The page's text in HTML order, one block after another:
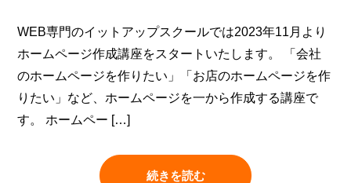
WEB専門のイットアップスクールでは2023年11月より
ホームページ作成講座をスタートいたします。 「会社
のホームページを作りたい」「お店のホームページを作
りたい」など、ホームページを一から作成する講座で
す。 ホームペー […]
続きを読む